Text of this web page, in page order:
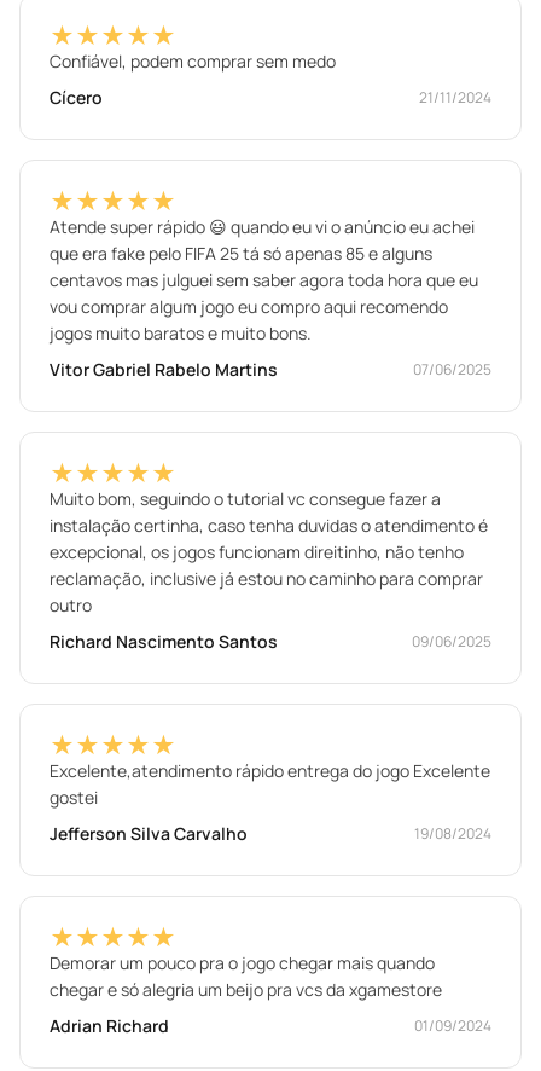
★★★★★
Confiável, podem comprar sem medo
Cícero
21/11/2024
★★★★★
Atende super rápido 😃 quando eu vi o anúncio eu achei
que era fake pelo FIFA 25 tá só apenas 85 e alguns
centavos mas julguei sem saber agora toda hora que eu
vou comprar algum jogo eu compro aqui recomendo
jogos muito baratos e muito bons.
Vitor Gabriel Rabelo Martins
07/06/2025
★★★★★
Muito bom, seguindo o tutorial vc consegue fazer a
instalação certinha, caso tenha duvidas o atendimento é
excepcional, os jogos funcionam direitinho, não tenho
reclamação, inclusive já estou no caminho para comprar
outro
Richard Nascimento Santos
09/06/2025
★★★★★
Excelente,atendimento rápido entrega do jogo Excelente
gostei
Jefferson Silva Carvalho
19/08/2024
★★★★★
Demorar um pouco pra o jogo chegar mais quando
chegar e só alegria um beijo pra vcs da xgamestore
Adrian Richard
01/09/2024